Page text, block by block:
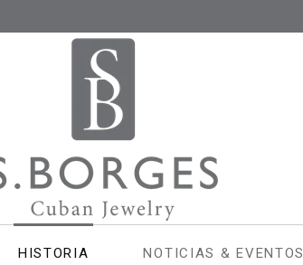
HISTORIA NOTICIAS & EVENTOS